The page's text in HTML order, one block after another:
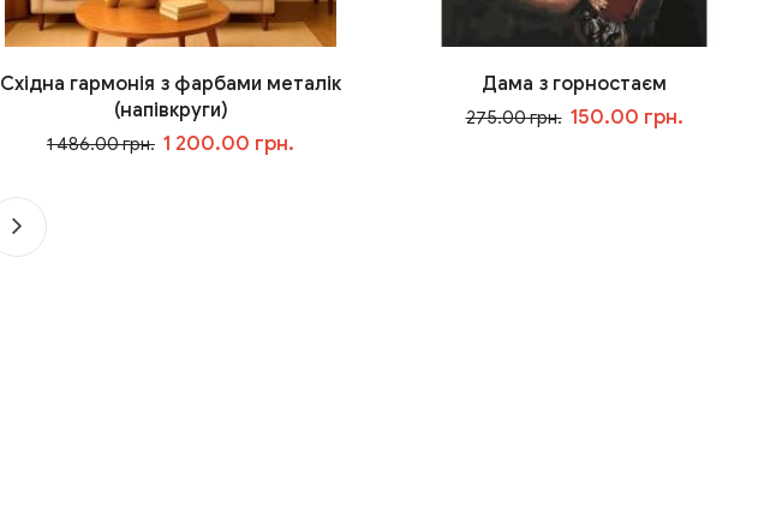
Східна гармонія з фарбами металік
(напівкруги)
1 486.00 грн. 1 200.00 грн.
Дама з горностаєм
275.00 грн. 150.00 грн.